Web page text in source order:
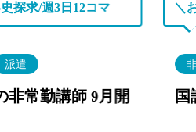
探求/週3日12コマ
派遣
非常勤講師 9月開
国